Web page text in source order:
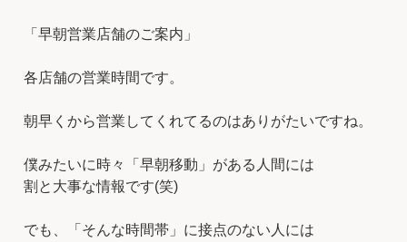
「早朝営業店舗のご案内」
各店舗の営業時間です。
朝早くから営業してくれてるのはありがたいですね。
僕みたいに時々「早朝移動」がある人間には
割と大事な情報です(笑)
でも、「そんな時間帯」に接点のない人には